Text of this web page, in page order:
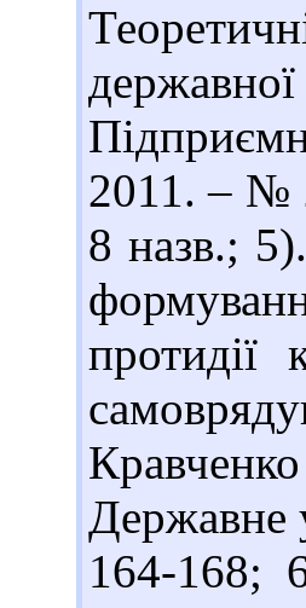
2011. – №
8 назв.;
протидії
Державне
164-168;